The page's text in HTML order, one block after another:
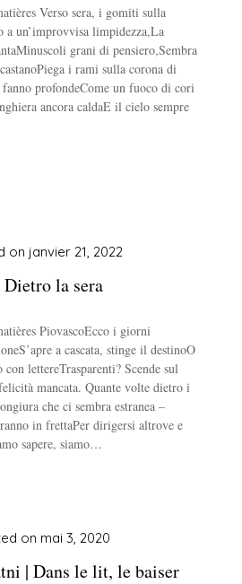
Verso sera, i gomiti sulla
un’improvvisa limpidezza,La
grani di pensiero,Sembra
i rami sulla corona di
profondeCome un fuoco di cori
ancora caldaE il cielo sempre
la sera
on janvier 21, 2022
PiovascoEcco i giorni
a cascata, stinge il destinoO
lettereTrasparenti? Scende sul
mancata. Quante volte dietro i
che ci sembra estranea –
in frettaPer dirigersi altrove e
sapere, siamo…
| Dans le lit, le baiser
on mai 3, 2020